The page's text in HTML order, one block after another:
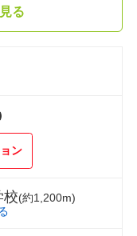
る
ン
校(約1,200m)